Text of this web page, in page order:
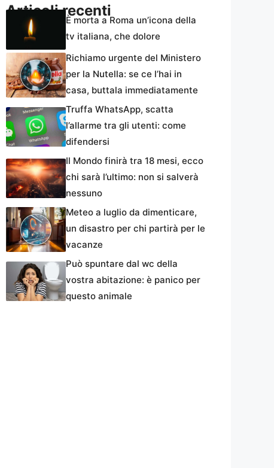
Articoli recenti
È morta a Roma un’icona della
tv italiana, che dolore
Richiamo urgente del Ministero
per la Nutella: se ce l’hai in
casa, buttala immediatamente
Truffa WhatsApp, scatta
l’allarme tra gli utenti: come
difendersi
Il Mondo finirà tra 18 mesi, ecco
chi sarà l’ultimo: non si salverà
nessuno
Meteo a luglio da dimenticare,
un disastro per chi partirà per le
vacanze
Può spuntare dal wc della
vostra abitazione: è panico per
questo animale